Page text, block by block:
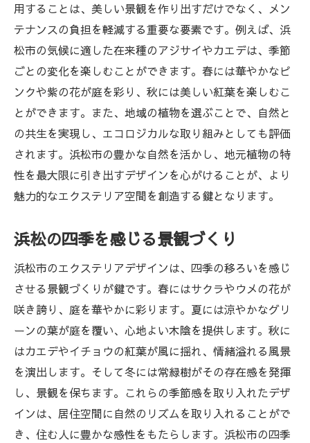
風土を意識した色彩選びの重要性
自然からインスピレーションを得る色彩
環境に溶け込むカラーコーディネート
地域らしさを表現する色の選び方
色彩による空間の印象操作
浜松エクステリア空間をアップグレードする最
新トレンド
最新エクステリアトレンドの紹介
持続可能性を考えた未来志向のデザイン
DIYで楽しむエクステリアの工夫
多様なライフスタイルに対応するデザイン
トレンドを取り入れた実例と体験
浜松市で実現するエクステリアの美と機能の調
和
実用性を考慮したエクステリアプラン
用することは、美しい景観を作り出すだけでなく、メン
テナンスの負担を軽減する重要な要素です。例えば、浜
松市の気候に適した在来種のアジサイやカエデは、季節
ごとの変化を楽しむことができます。春には華やかなピ
ンクや紫の花が庭を彩り、秋には美しい紅葉を楽しむこ
とができます。また、地域の植物を選ぶことで、自然と
の共生を実現し、エコロジカルな取り組みとしても評価
されます。浜松市の豊かな自然を活かし、地元植物の特
性を最大限に引き出すデザインを心がけることが、より
魅力的なエクステリア空間を創造する鍵となります。
浜松の四季を感じる景観づくり
浜松市のエクステリアデザインは、四季の移ろいを感じ
させる景観づくりが鍵です。春にはサクラやウメの花が
咲き誇り、庭を華やかに彩ります。夏には涼やかなグリ
ーンの葉が庭を覆い、心地よい木陰を提供します。秋に
はカエデやイチョウの紅葉が風に揺れ、情緒溢れる風景
を演出します。そして冬には常緑樹がその存在感を発揮
し、景観を保ちます。これらの季節感を取り入れたデザ
インは、居住空間に自然のリズムを取り入れることがで
き、住む人に豊かな感性をもたらします。浜松市の四季